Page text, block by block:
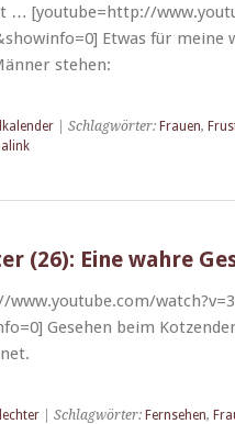
… [youtube=http://
Etwas für meine
stehen:
| Schlagwörter: Frauen,
(26): Eine wahre
Gese­hen beim
| Schlagwörter: Fernsehen,